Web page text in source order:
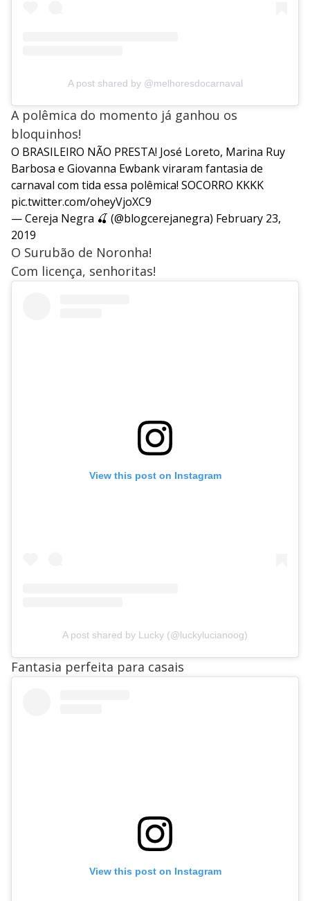
A post shared by @melhoresdocarnaval
A polêmica do momento já ganhou os
bloquinhos!
O BRASILEIRO NÃO PRESTA! José Loreto, Marina Ruy
Barbosa e Giovanna Ewbank viraram fantasia de
carnaval com tida essa polêmica! SOCORRO KKKK
pic.twitter.com/oheyVjoXC9
— Cereja Negra 🍒 (@blogcerejanegra) February 23,
2019
O Surubão de Noronha!
Com licença, senhoritas!
View this post on Instagram
A post shared by Lucky (@luckylucianoog)
Fantasia perfeita para casais
View this post on Instagram